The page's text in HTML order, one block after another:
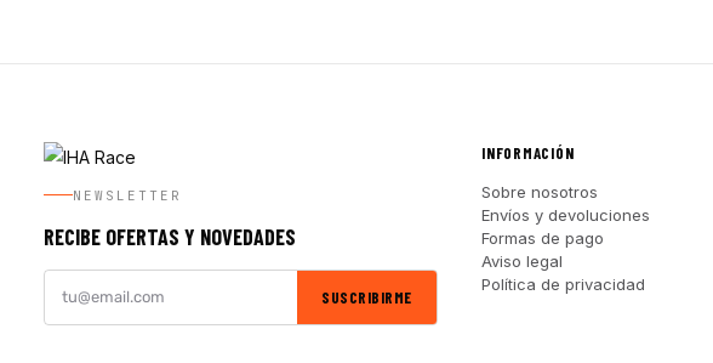
NEWSLETTER
RECIBE OFERTAS Y NOVEDADES
SUSCRIBIRME
INFORMACIÓN
Sobre nosotros
Envíos y devoluciones
Formas de pago
Aviso legal
Política de privacidad